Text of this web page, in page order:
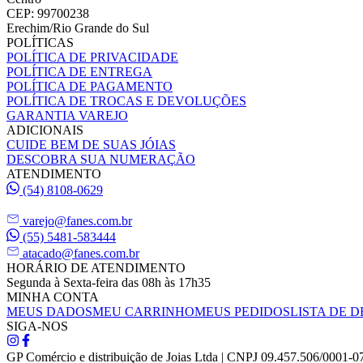
CEP: 99700238
Erechim/Rio Grande do Sul
POLÍTICAS
POLÍTICA DE PRIVACIDADE
POLÍTICA DE ENTREGA
POLÍTICA DE PAGAMENTO
POLÍTICA DE TROCAS E DEVOLUÇÕES
GARANTIA VAREJO
ADICIONAIS
CUIDE BEM DE SUAS JÓIAS
DESCOBRA SUA NUMERAÇÃO
ATENDIMENTO
(54) 8108-0629
varejo@fanes.com.br
(55) 5481-583444
atacado@fanes.com.br
HORÁRIO DE ATENDIMENTO
Segunda à Sexta-feira das 08h às 17h35
MINHA CONTA
MEUS DADOSMEU CARRINHOMEUS PEDIDOSLISTA DE
SIGA-NOS
GP Comércio e distribuição de Joias Ltda | CNPJ 09.457.506/0001-